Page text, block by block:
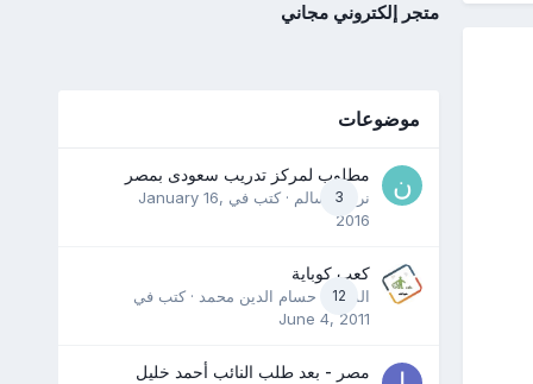
متجر إلكتروني مجاني
موضوعات
3
مطلوب لمركز تدريب سعودى بمصر
نرمين سالم · كتب في January 16,
2016
12
كعب كوباية
المدرب حسام الدين محمد · كتب في
June 4, 2011
مصر - بعد طلب النائب أحمد خليل